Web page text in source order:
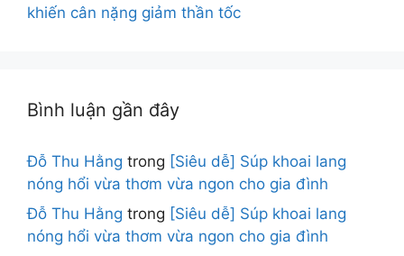
khiến cân nặng giảm thần tốc
Bình luận gần đây
Đỗ Thu Hằng trong [Siêu dễ] Súp khoai lang
nóng hổi vừa thơm vừa ngon cho gia đình
Đỗ Thu Hằng trong [Siêu dễ] Súp khoai lang
nóng hổi vừa thơm vừa ngon cho gia đình